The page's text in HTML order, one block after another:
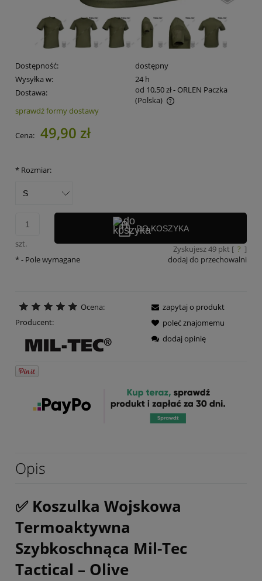
Dostępność:
dostępny
Wysyłka w:
24 h
Dostawa:
od 10,50 zł- ORLEN Paczka
(Polska)
Cena nie zawiera ewentualnych kosztów płatności
sprawdź formy dostawy
Cena: 49,90 zł
* Rozmiar:
szt.
DO KOSZYKA
Zyskujesz49pkt [ ? ]
dodaj do przechowalni
*- Pole wymagane
Ocena:
Producent:
zapytaj o produkt
poleć znajomemu
dodaj opinię
Opis
✅ Koszulka Wojskowa
Termoaktywna
Szybkoschnąca Mil-Tec
Tactical – Olive